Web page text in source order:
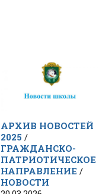
АРХИВ НОВОСТЕЙ
2025 /
ГРАЖДАНСКО-
ПАТРИОТИЧЕСКОЕ
НАПРАВЛЕНИЕ /
НОВОСТИ